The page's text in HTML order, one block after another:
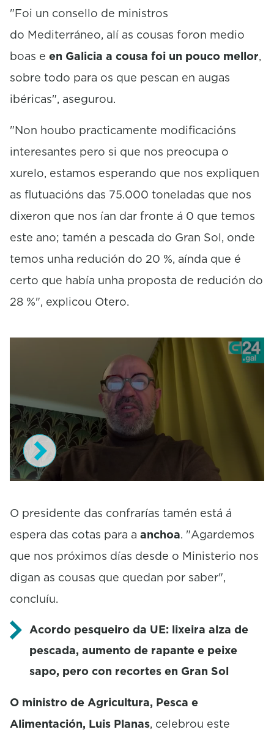
"Foi un consello de ministros
do Mediterráneo, alí as cousas foron medio
boas e en Galicia a cousa foi un pouco mellor,
sobre todo para os que pescan en augas
ibéricas", asegurou.
"Non houbo practicamente modificacións
interesantes pero si que nos preocupa o
xurelo, estamos esperando que nos expliquen
as flutuacións das 75.000 toneladas que nos
dixeron que nos ían dar fronte á 0 que temos
este ano; tamén a pescada do Gran Sol, onde
temos unha redución do 20 %, aínda que é
certo que había unha proposta de redución do
28 %", explicou Otero.
e
o
d
o
3
s
e
O presidente das confrarías tamén está á
espera das cotas para a anchoa. "Agardemos
que nos próximos días desde o Ministerio nos
digan as cousas que quedan por saber",
concluíu.
Acordo pesqueiro da UE: lixeira alza de
pescada, aumento de rapante e peixe
sapo, pero con recortes en Gran Sol
O ministro de Agricultura, Pesca e
Alimentación, Luis Planas, celebrou este